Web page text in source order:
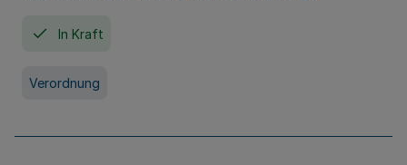
In Kraft
Verordnung